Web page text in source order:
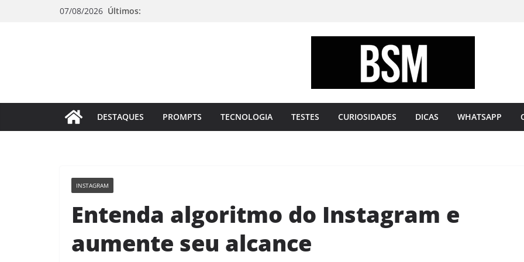
07/08/2026 Últimos:
sua
Mente
DESTAQUES PROMPTS TECNOLOGIA TESTES CURIOSIDADES DICAS WHATSAPP
INSTAGRAM
Entenda algoritmo do Instagram e
aumente seu alcance